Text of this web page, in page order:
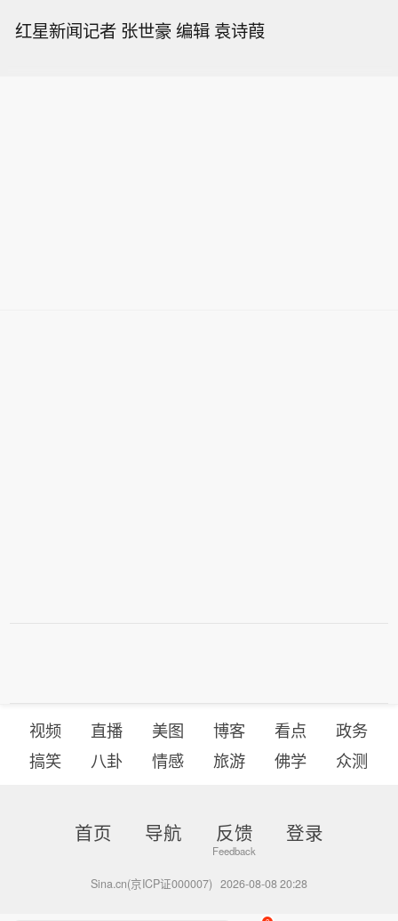
红星新闻记者 张世豪 编辑 袁诗葭
视频 直播 美图 博客 看点
政务
搞笑
八卦 情感 旅游 佛学 众测
首页 导航 反馈 登录
Sina.cn(京ICP证000007) 2026-08-08 20:28